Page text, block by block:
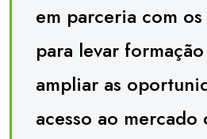
em parceria com
para levar
ampliar as
acesso ao mercado